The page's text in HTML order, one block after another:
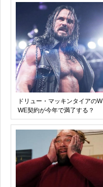
ドリュー・マッキンタイアのW
WE契約が今年で満了する？